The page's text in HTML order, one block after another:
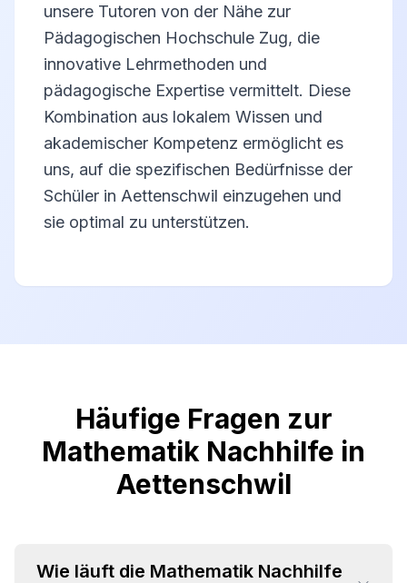
unsere Tutoren von der Nähe zur
Pädagogischen Hochschule Zug, die
innovative Lehrmethoden und
pädagogische Expertise vermittelt. Diese
Kombination aus lokalem Wissen und
akademischer Kompetenz ermöglicht es
uns, auf die spezifischen Bedürfnisse der
Schüler in Aettenschwil einzugehen und
sie optimal zu unterstützen.
Häufige Fragen zur
Mathematik Nachhilfe in
Aettenschwil
Wie läuft die Mathematik Nachhilfe